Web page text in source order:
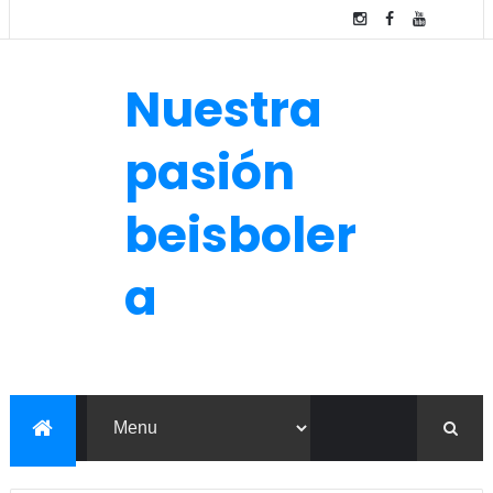
Nuestra
pasión
beisboler
a